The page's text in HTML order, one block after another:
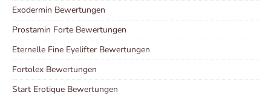
Exodermin Bewertungen
Prostamin Forte Bewertungen
Eternelle Fine Eyelifter Bewertungen
Fortolex Bewertungen
Start Erotique Bewertungen